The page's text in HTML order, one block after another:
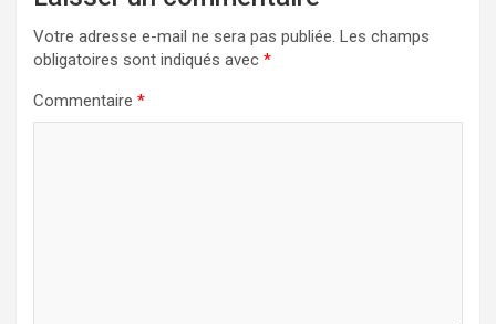
Votre adresse e-mail ne sera pas publiée. Les champs
obligatoires sont indiqués avec *
Commentaire *